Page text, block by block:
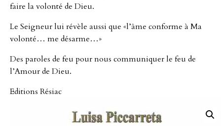
faire la volonté de Dieu.
Le Seigneur lui révèle aussi que «l’âme conforme à Ma
volonté… me désarme…»
Des paroles de feu pour nous communiquer le feu de
l’Amour de Dieu.
Editions Résiac